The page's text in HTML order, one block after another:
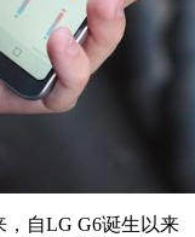
，自LG G6诞生以来